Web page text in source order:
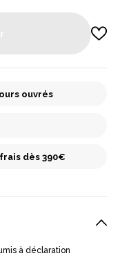
ouvrés
dès 390€
à déclaration